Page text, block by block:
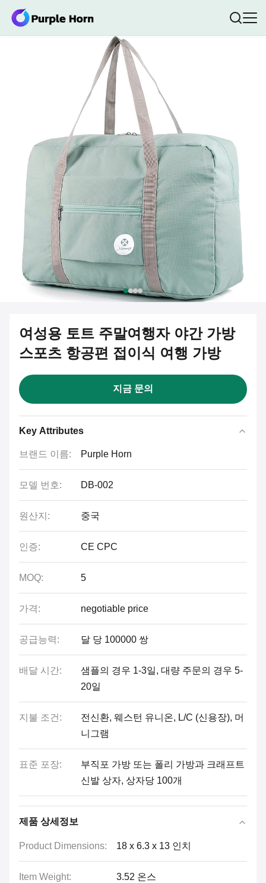
여성용 토트 주말여행자 야간 가방
스포츠 항공편 접이식 여행 가방
지금 문의
Key Attributes
브랜드 이름: Purple Horn
모델 번호: DB-002
원산지: 중국
인증: CE CPC
MOQ: 5
가격: negotiable price
공급능력: 달 당 100000 쌍
배달 시간:
샘플의 경우 1-3일, 대량 주문의 경우 5-
20일
지불 조건:
전신환, 웨스턴 유니온, L/C (신용장), 머
니그램
표준 포장:
부직포 가방 또는 폴리 가방과 크래프트
신발 상자, 상자당 100개
제품 상세정보
Product Dimensions: 18 x 6.3 x 13 인치
Item Weight: 3.52 온스